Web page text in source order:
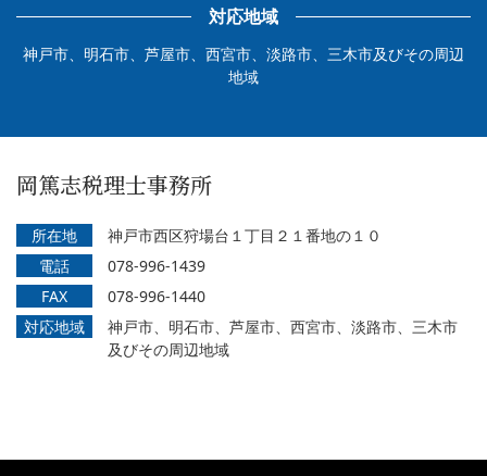
対応地域
神戸市、明石市、芦屋市、西宮市、淡路市、三木市及びその周辺
地域
岡篤志税理士事務所
所在地
神戸市西区狩場台１丁目２１番地の１０
電話
078-996-1439
FAX
078-996-1440
対応地域
神戸市、明石市、芦屋市、西宮市、淡路市、三木市
及びその周辺地域